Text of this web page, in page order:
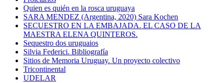
Quien es quién en la rosca uruguaya
SARA MENDEZ (Argentina, 2020) Sara Kochen
SECUESTRO EN LA EMBAJADA. EL CASO DE LA
MAESTRA ELENA QUINTEROS.
Sequestro dos uruguaios
Silvia Federici. Bibliografía
Sitios de Memoria Uruguay. Un proyecto colectivo
Tricontinental
UDELAR